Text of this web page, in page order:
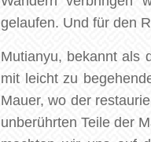
gelaufen. Und für den
Mutianyu, bekannt als
mit leicht zu
Mauer, wo der
unberührten Teile der